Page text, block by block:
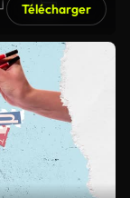
Télécharger